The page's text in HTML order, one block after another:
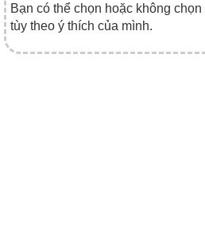
Bạn có thể chọn hoặc không
tùy theo ý thích của mình.